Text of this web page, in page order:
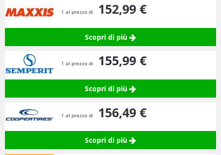
1 al prezzo di 152,99 €
Scopri di più
1 al prezzo di 155,99 €
Scopri di più
1 al prezzo di 156,49 €
Scopri di più